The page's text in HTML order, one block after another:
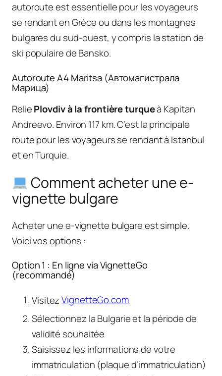
autoroute est essentielle pour les voyageurs
se rendant en Grèce ou dans les montagnes
bulgares du sud-ouest, y compris la station de
ski populaire de Bansko.
Autoroute A4 Maritsa (Автомагистрала
Марица)
ReliePlovdiv à la frontière turqueà Kapitan
Andreevo. Environ 117 km. C’est la principale
route pour les voyageurs se rendant à Istanbul
et en Turquie.
Comment acheter une e-
vignette bulgare
Acheter une e-vignette bulgare est simple.
Voici vos options :
Option 1 : En ligne via VignetteGo
(recommandé)
VisitezVignetteGo.com
Sélectionnez la Bulgarie et la période de
validité souhaitée
Saisissez les informations de votre
immatriculation (plaque d’immatriculation)